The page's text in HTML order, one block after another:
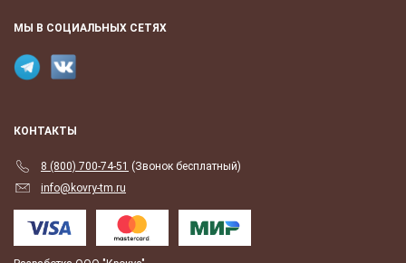
МЫ В СОЦИАЛЬНЫХ СЕТЯХ
КОНТАКТЫ
8 (800) 700-74-51 (Звонок бесплатный)
info@kovry-tm.ru